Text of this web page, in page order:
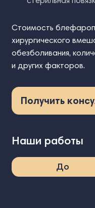
Стоимость
хирургического
обезболивания,
и других факторов.
Получить
Наши работы
До